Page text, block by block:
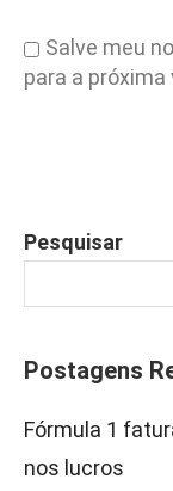
Salve meu
para a
Pesquisar
Postagens
Fórmula 1
nos lucros